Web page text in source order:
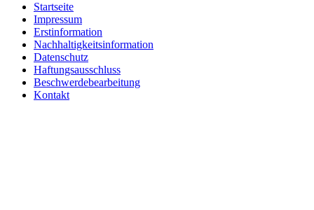
Startseite
Impressum
Erstinformation
Nachhaltigkeitsinformation
Datenschutz
Haftungsausschluss
Beschwerdebearbeitung
Kontakt